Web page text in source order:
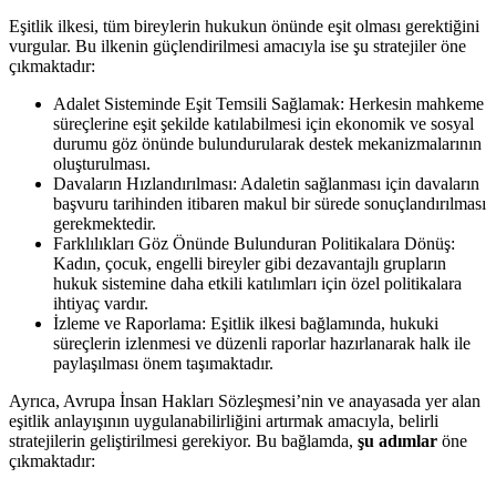
Eşitlik ilkesi, tüm bireylerin⁢ hukukun önünde eşit olması gerektiğini⁣
vurgular. Bu ilkenin güçlendirilmesi ⁣amacıyla ⁢ise⁣ şu stratejiler öne
çıkmaktadır:
Adalet Sisteminde Eşit Temsili Sağlamak: Herkesin mahkeme
süreçlerine eşit​ şekilde katılabilmesi için ekonomik ve sosyal
durumu göz önünde bulundurularak​ destek mekanizmalarının
oluşturulması.
Davaların Hızlandırılması: Adaletin sağlanması ⁣için davaların
başvuru tarihinden itibaren makul bir​ sürede sonuçlandırılması
gerekmektedir.
Farklılıkları Göz Önünde Bulunduran Politikalara Dönüş:⁢
Kadın, çocuk, engelli bireyler gibi dezavantajlı grupların⁤
hukuk sistemine daha etkili katılımları için özel politikalara
ihtiyaç⁤ vardır.
İzleme ve Raporlama: Eşitlik ilkesi bağlamında, hukuki⁣
süreçlerin ​izlenmesi ve düzenli‍ raporlar hazırlanarak halk ile
paylaşılması⁤ önem taşımaktadır.
Ayrıca, Avrupa İnsan Hakları Sözleşmesi’nin ve anayasada yer ‌alan
eşitlik anlayışının​ uygulanabilirliğini artırmak amacıyla, belirli
stratejilerin geliştirilmesi gerekiyor. Bu bağlamda, şu adımlar öne
çıkmaktadır: